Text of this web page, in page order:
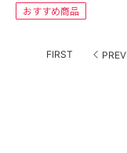
おすすめ商品
FIRST PREV